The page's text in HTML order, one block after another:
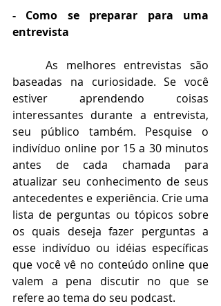
- Como se preparar para uma
entrevista
As melhores entrevistas são
baseadas na curiosidade. Se você
estiver aprendendo coisas
interessantes durante a entrevista,
seu público também. Pesquise o
indivíduo online por 15 a 30 minutos
antes de cada chamada para
atualizar seu conhecimento de seus
antecedentes e experiência. Crie uma
lista de perguntas ou tópicos sobre
os quais deseja fazer perguntas a
esse indivíduo ou idéias específicas
que você vê no conteúdo online que
valem a pena discutir no que se
refere ao tema do seu podcast.